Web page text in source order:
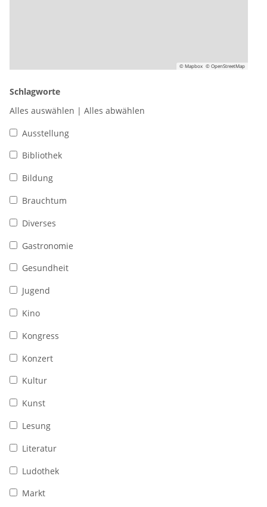
© Mapbox © OpenStreetMap
Schlagworte
Alles auswählen | Alles abwählen
Ausstellung
Bibliothek
Bildung
Brauchtum
Diverses
Gastronomie
Gesundheit
Jugend
Kino
Kongress
Konzert
Kultur
Kunst
Lesung
Literatur
Ludothek
Markt